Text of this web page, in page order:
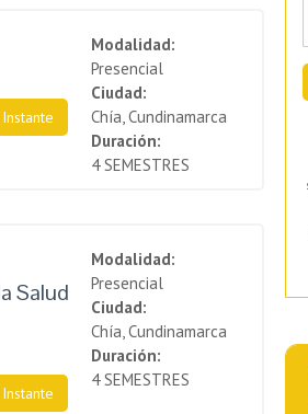
Modalidad:
Presencial
Ciudad:
Chía, Cundinamarca
Duración:
4 SEMESTRES
Salud
Modalidad:
Presencial
Ciudad:
Chía, Cundinamarca
Duración:
4 SEMESTRES